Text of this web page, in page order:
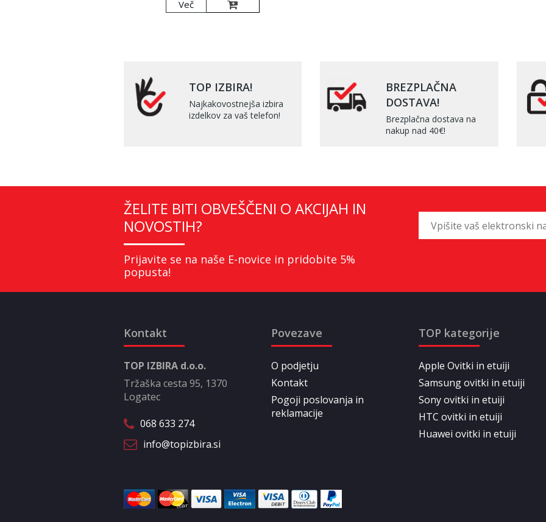
Več
TOP IZBIRA!
Najkakovostnejša izbira
izdelkov za vaš telefon!
BREZPLAČNA
DOSTAVA!
Brezplačna dostava na
nakup nad 40€!
ŽELITE BITI OBVEŠČENI O AKCIJAH IN
NOVOSTIH?
Prijavite se na naše E-novice in pridobite 5%
popusta!
Kontakt
TOP IZBIRA d.o.o.
Tržaška cesta 95, 1370
Logatec
068 633 274
info@topizbira.si
Povezave
O podjetju
Kontakt
Pogoji poslovanja in
reklamacije
TOP kategorije
Apple Ovitki in etuiji
Samsung ovitki in etuiji
Sony ovitki in etuiji
HTC ovitki in etuiji
Huawei ovitki in etuiji